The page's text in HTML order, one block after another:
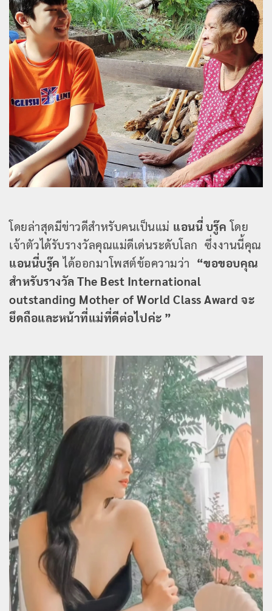
โดยล่าสุดมีข่าวดีสำหรับคนเป็นแม่ แอนนี่ บรู๊ค โดย
เจ้าตัวได้รับรางวัลคุณแม่ดีเด่นระดับโลก ซึ่งงานนี้คุณ
แอนนี่บรู๊ค ได้ออกมาโพสต์ข้อความว่า “ขอขอบคุณ
สำหรับรางวัล The Best International
outstanding Mother of World Class Award จะ
ยึดถือและหน้าที่แม่ที่ดีต่อไปค่ะ ”